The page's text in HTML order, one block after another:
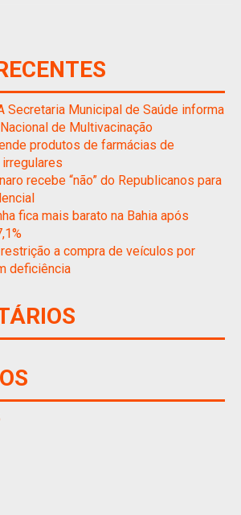
Secretaria Municipal de Saúde informa
de Multivacinação
produtos de farmácias de
recebe “não” do Republicanos para
fica mais barato na Bahia após
a compra de veículos por
deficiência